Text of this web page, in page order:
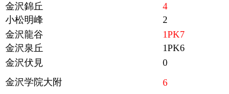
金沢錦丘
4
小松明峰
2
金沢龍谷
1PK7
金沢泉丘
1PK6
金沢伏見
0
金沢学院大附
6